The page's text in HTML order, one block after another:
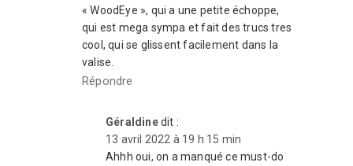
« WoodEye », qui a une petite échoppe,
qui est mega sympa et fait des trucs tres
cool, qui se glissent facilement dans la
valise.
Répondre
Géraldine dit :
13 avril 2022 à 19 h 15 min
Ahhh oui, on a manqué ce must-do